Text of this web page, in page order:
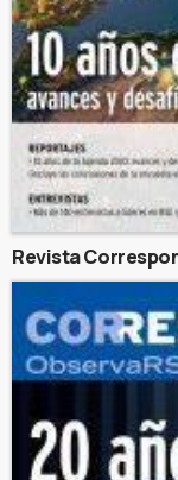
Revista